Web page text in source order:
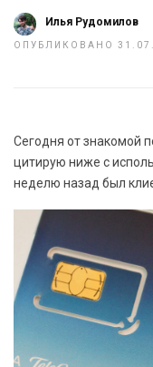
Илья Рудомилов
ОПУБЛИКОВАНО
Сегодня от знакомой
цитирую ниже с
неделю назад был